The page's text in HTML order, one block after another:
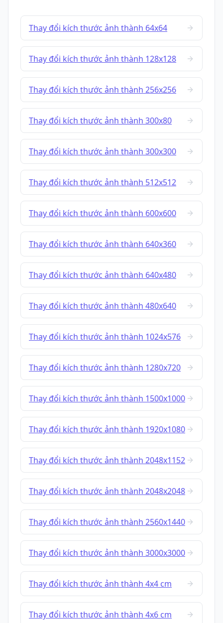
Thay đổi kích thước ảnh thành 64x64
Thay đổi kích thước ảnh thành 128x128
Thay đổi kích thước ảnh thành 256x256
Thay đổi kích thước ảnh thành 300x80
Thay đổi kích thước ảnh thành 300x300
Thay đổi kích thước ảnh thành 512x512
Thay đổi kích thước ảnh thành 600x600
Thay đổi kích thước ảnh thành 640x360
Thay đổi kích thước ảnh thành 640x480
Thay đổi kích thước ảnh thành 480x640
Thay đổi kích thước ảnh thành 1024x576
Thay đổi kích thước ảnh thành 1280x720
Thay đổi kích thước ảnh thành 1500x1000
Thay đổi kích thước ảnh thành 1920x1080
Thay đổi kích thước ảnh thành 2048x1152
Thay đổi kích thước ảnh thành 2048x2048
Thay đổi kích thước ảnh thành 2560x1440
Thay đổi kích thước ảnh thành 3000x3000
Thay đổi kích thước ảnh thành 4x4 cm
Thay đổi kích thước ảnh thành 4x6 cm